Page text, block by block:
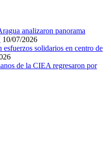
analizaron panorama
10/07/2026
esfuerzos solidarios en centro de
de la CIEA regresaron por